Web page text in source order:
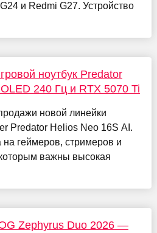
и Redmi G27. Устройство
ноутбук Predator
240 Гц и RTX 5070 Ti
новой линейки
Predator Helios Neo 16S AI.
геймеров, стримеров и
важны высокая
Zephyrus Duo 2026 —